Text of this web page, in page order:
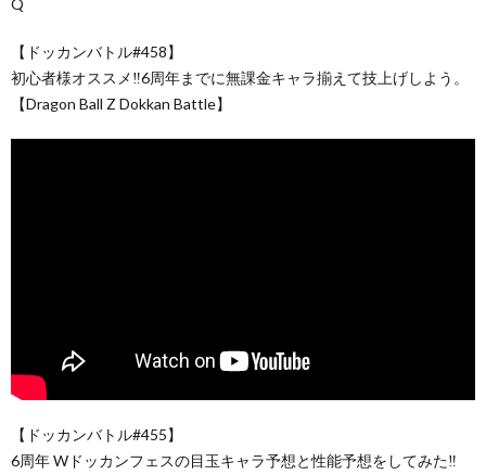
Q
︎【ドッカンバトル#458】
初心者様オススメ‼︎6周年までに無課金キャラ揃えて技上げしよう。
【Dragon Ball Z Dokkan Battle】
︎【ドッカンバトル#455】
6周年 Wドッカンフェスの目玉キャラ予想と性能予想をしてみた‼︎